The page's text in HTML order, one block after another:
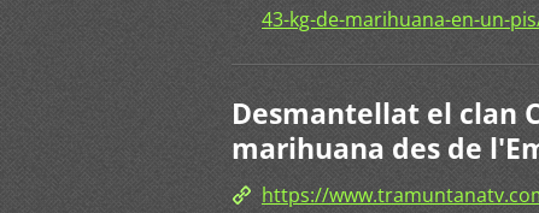
43-kg-de-marihuana-en-un-
Desmantellat el clan
marihuana des de
https://